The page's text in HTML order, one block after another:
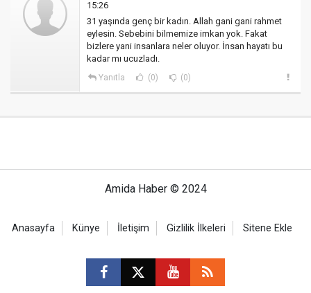
15:26
31 yaşında genç bir kadın. Allah gani gani rahmet
eylesin. Sebebini bilmemize imkan yok. Fakat
bizlere yani insanlara neler oluyor. İnsan hayatı bu
kadar mı ucuzladı.
Yanıtla (0) (0)
Amida Haber © 2024
Anasayfa Künye İletişim Gizlilik İlkeleri Sitene Ekle